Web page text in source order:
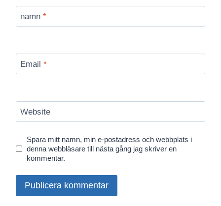
namn *
Email *
Website
Spara mitt namn, min e-postadress och webbplats i
denna webbläsare till nästa gång jag skriver en
kommentar.